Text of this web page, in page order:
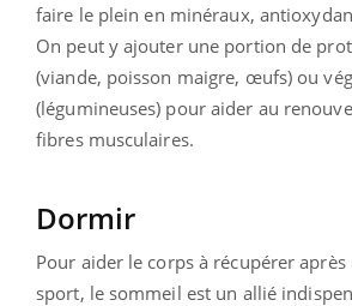
faire le plein en minéraux,
On peut y ajouter une portion de
(viande, poisson maigre, œufs) ou
(légumineuses) pour aider au
fibres musculaires.
Dormir
Pour aider le corps à récupérer après
sport, le sommeil est un allié